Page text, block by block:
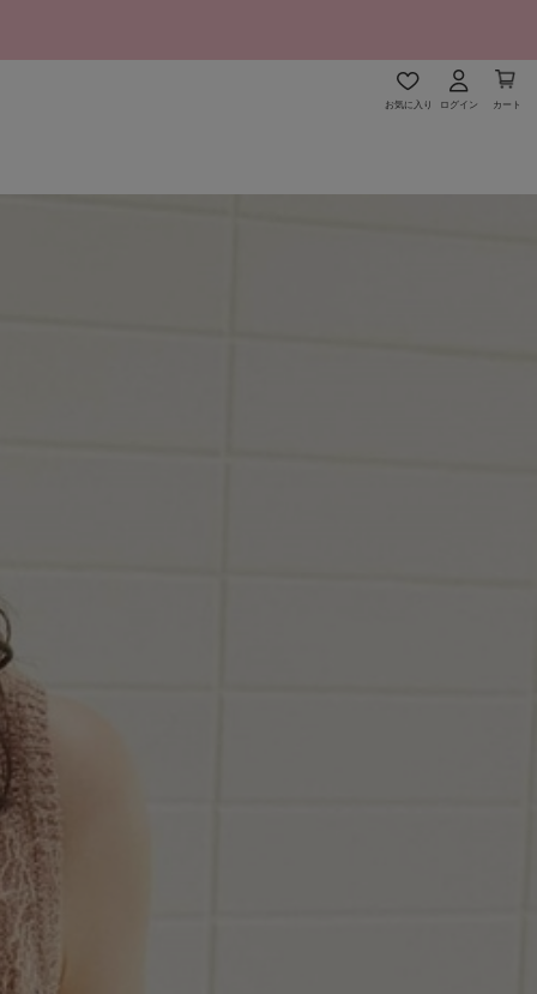
お気に入り ログイン カート